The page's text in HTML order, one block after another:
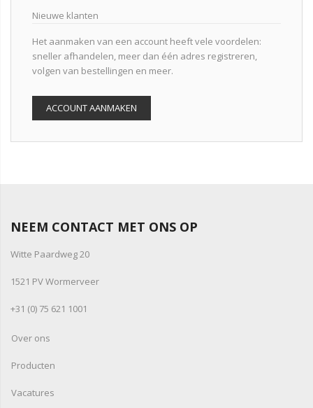
Nieuwe klanten
Het aanmaken van een account heeft vele voordelen:
sneller afhandelen, meer dan één adres registreren,
volgen van bestellingen en meer.
ACCOUNT AANMAKEN
NEEM CONTACT MET ONS OP
Witte Paardweg 20
1521 PV Wormerveer
+31 (0) 75 621 1001
Over ons
Producten
Vacatures